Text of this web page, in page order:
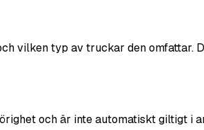
vilken typ av truckar den omfattar.
och är inte automatiskt giltigt i